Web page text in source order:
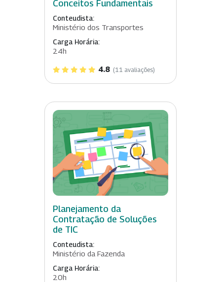
Conceitos Fundamentais
Conteudista:
Ministério dos Transportes
Carga Horária:
24h
4.8 (11 avaliações)
Planejamento da
Contratação de Soluções
de TIC
Conteudista:
Ministério da Fazenda
Carga Horária:
20h